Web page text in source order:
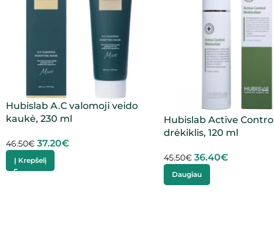
Hubislab A.C valomoji veido
kaukė, 230 ml
46.50€ 37.20€
Į Krepšelį
Hubislab Active
drėkiklis, 120 ml
45.50€ 36.40€
Daugiau